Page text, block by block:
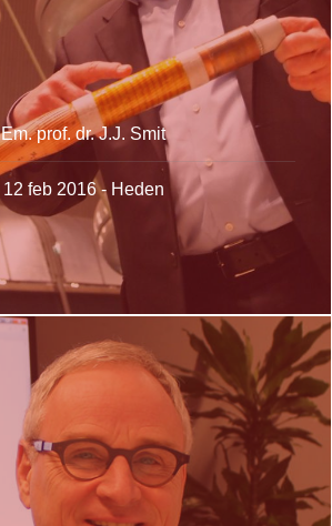
Em. prof. dr. J.J. Smit
12 feb 2016 - Heden